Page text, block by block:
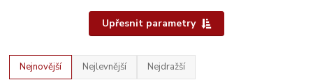
Upřesnit parametry
Nejnovější Nejlevnější Nejdražší